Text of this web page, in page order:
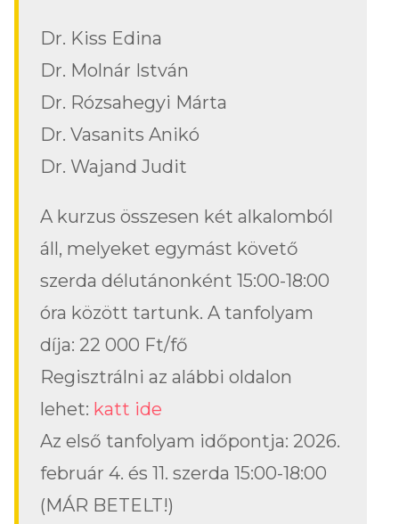
Dr. Kiss Edina
Dr. Molnár István
Dr. Rózsahegyi Márta
Dr. Vasanits Anikó
Dr. Wajand Judit
A kurzus összesen két alkalomból
áll, melyeket egymást követő
szerda délutánonként 15:00-18:00
óra között tartunk. A tanfolyam
díja: 22 000 Ft/fő
Regisztrálni az alábbi oldalon
lehet: katt ide
Az első tanfolyam időpontja: 2026.
február 4. és 11. szerda 15:00-18:00
(MÁR BETELT!)